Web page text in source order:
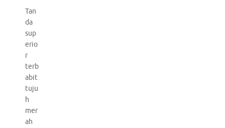
Tan
da
sup
erio
r
terb
abit
tuju
h
mer
ah